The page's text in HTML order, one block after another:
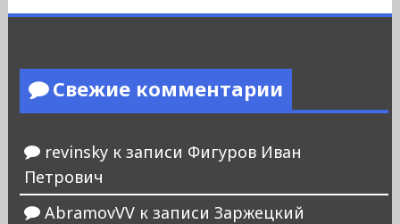
Свежие комментарии
revinskyк записи Фигуров Иван
Петрович
AbramovVVк записи Заржецкий